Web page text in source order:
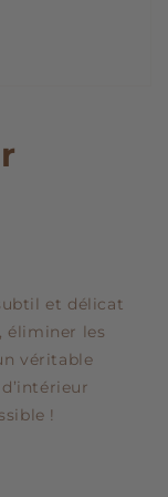
et délicat
éliminer les
véritable
!